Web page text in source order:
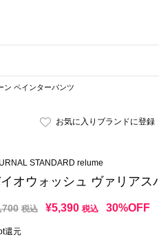
ン ペインターパンツ
お気に入りブランドに登録
STANDARD relume
オウォッシュ ヴァリアス
税込 ¥5,390 税込 30%OFF
還元